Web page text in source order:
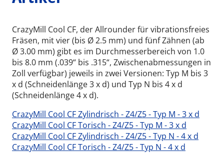
CrazyMill Cool CF, der Allrounder für vibrationsfreies
Fräsen, mit vier (bis Ø 2.5 mm) und fünf Zähnen (ab
Ø 3.00 mm) gibt es im Durchmesserbereich von 1.0
bis 8.0 mm (.039“ bis .315“, Zwischenabmessungen in
Zoll verfügbar) jeweils in zwei Versionen: Typ M bis 3
x d (Schneidenlänge 3 x d) und Typ N bis 4 x d
(Schneidenlänge 4 x d).
CrazyMill Cool CF Zylindrisch - Z4/Z5 - Typ M - 3 x d
CrazyMill Cool CF Torisch - Z4/Z5 - Typ M - 3 x d
CrazyMill Cool CF Zylindrisch - Z4/Z5 - Typ N - 4 x d
CrazyMill Cool CF Torisch - Z4/Z5 - Typ N - 4 x d